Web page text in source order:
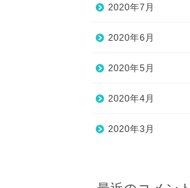
2020年7月
2020年6月
2020年5月
2020年4月
2020年3月